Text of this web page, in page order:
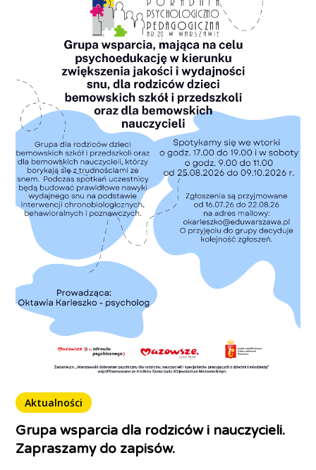
Aktualności
Grupa wsparcia dla rodziców i nauczycieli.
Zapraszamy do zapisów.